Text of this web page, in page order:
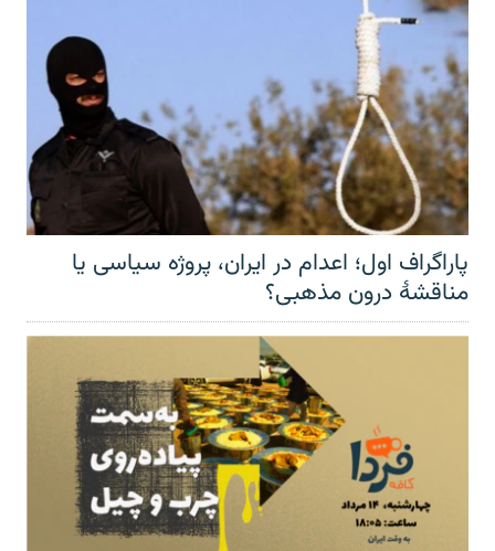
پاراگراف اول؛ اعدام در ایران، پروژه سیاسی یا
مناقشهٔ درون مذهبی؟